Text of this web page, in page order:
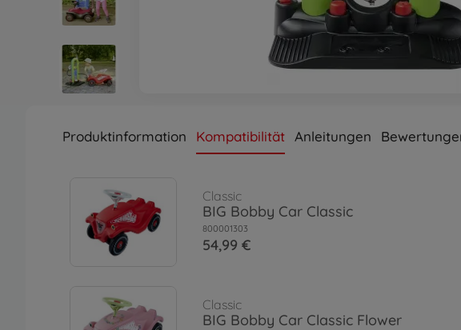
Produktinformation Kompatibilität Anleitungen
Classic
BIG Bobby Car Classic
800001303
54,99 €
Classic
BIG Bobby Car Classic Flower